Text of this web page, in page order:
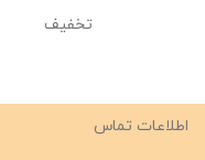
تخفیف
اطلاعات تماس